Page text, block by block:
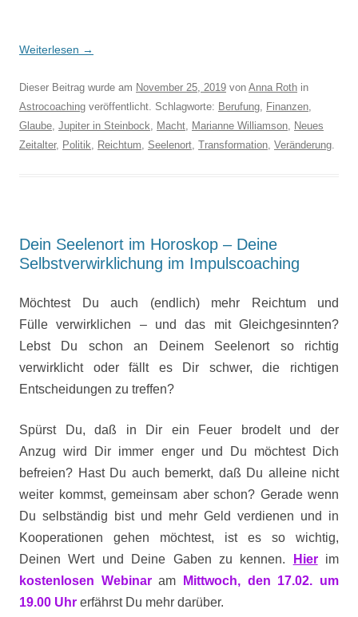
Weiterlesen →
Dieser Beitrag wurde am November 25, 2019 von Anna Roth in
Astrocoaching veröffentlicht. Schlagworte: Berufung, Finanzen,
Glaube, Jupiter in Steinbock, Macht, Marianne Williamson, Neues
Zeitalter, Politik, Reichtum, Seelenort, Transformation, Veränderung.
Dein Seelenort im Horoskop – Deine
Selbstverwirklichung im Impulscoaching
Möchtest Du auch (endlich) mehr Reichtum und
Fülle verwirklichen – und das mit Gleichgesinnten?
Lebst Du schon an Deinem Seelenort so richtig
verwirklicht oder fällt es Dir schwer, die richtigen
Entscheidungen zu treffen?
Spürst Du, daß in Dir ein Feuer brodelt und der
Anzug wird Dir immer enger und Du möchtest Dich
befreien? Hast Du auch bemerkt, daß Du alleine nicht
weiter kommst, gemeinsam aber schon? Gerade wenn
Du selbständig bist und mehr Geld verdienen und in
Kooperationen gehen möchtest, ist es so wichtig,
Deinen Wert und Deine Gaben zu kennen.
Hierim
kostenlosen Webinaram
Mittwoch, den 17.02. um
19.00 Uhr erfährst Du mehr darüber.